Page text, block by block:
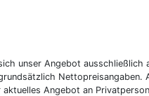
unser Angebot ausschließlich
Nettopreisangaben.
Angebot an